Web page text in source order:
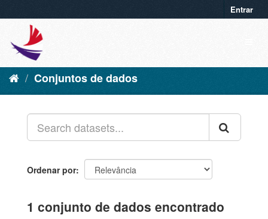
Entrar
Conjuntos de dados
Ordenar por
1 conjunto de dados encontrado